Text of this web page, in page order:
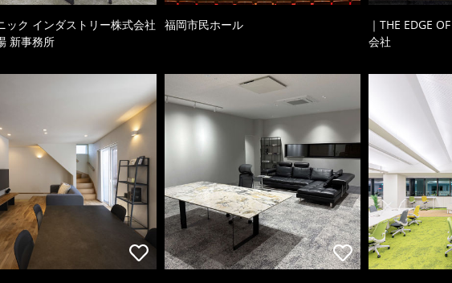
ック インダストリー株式会社
新事務所
福岡市民ホール
｜THE EDGE
会社